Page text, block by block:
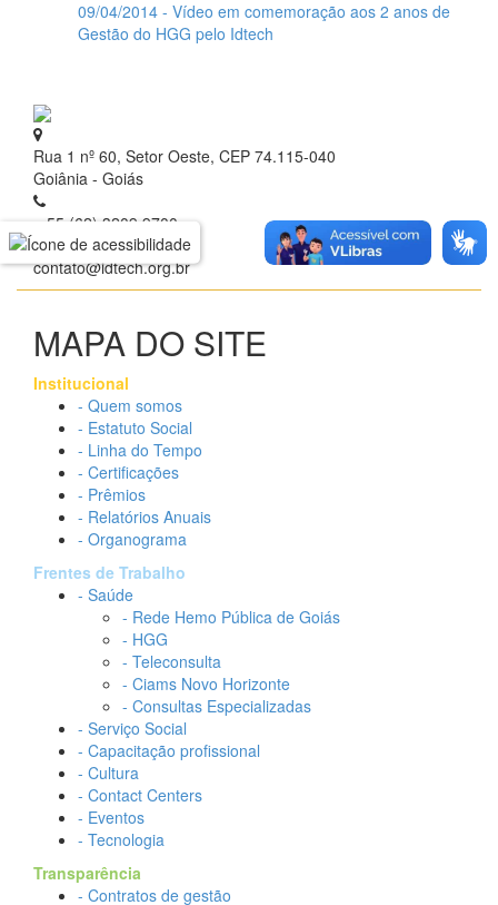
09/04/2014 - Vídeo em comemoração aos 2 anos de
Gestão do HGG pelo Idtech
Rua 1 nº 60, Setor Oeste, CEP 74.115-040
Goiânia - Goiás
+ 55 (62) 3209.9700
contato@idtech.org.br
MAPA DO SITE
Institucional
- Quem somos
- Estatuto Social
- Linha do Tempo
- Certificações
- Prêmios
- Relatórios Anuais
- Organograma
Frentes de Trabalho
- Saúde
- Rede Hemo Pública de Goiás
- HGG
- Teleconsulta
- Ciams Novo Horizonte
- Consultas Especializadas
- Serviço Social
- Capacitação profissional
- Cultura
- Contact Centers
- Eventos
- Tecnologia
Transparência
- Contratos de gestão